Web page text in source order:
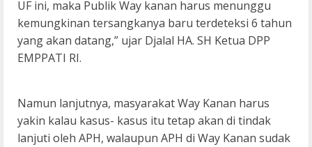
UF ini, maka Publik Way kanan harus menunggu
kemungkinan tersangkanya baru terdeteksi 6 tahun
yang akan datang,” ujar Djalal HA. SH Ketua DPP
EMPPATI RI.
Namun lanjutnya, masyarakat Way Kanan harus
yakin kalau kasus- kasus itu tetap akan di tindak
lanjuti oleh APH, walaupun APH di Way Kanan sudak